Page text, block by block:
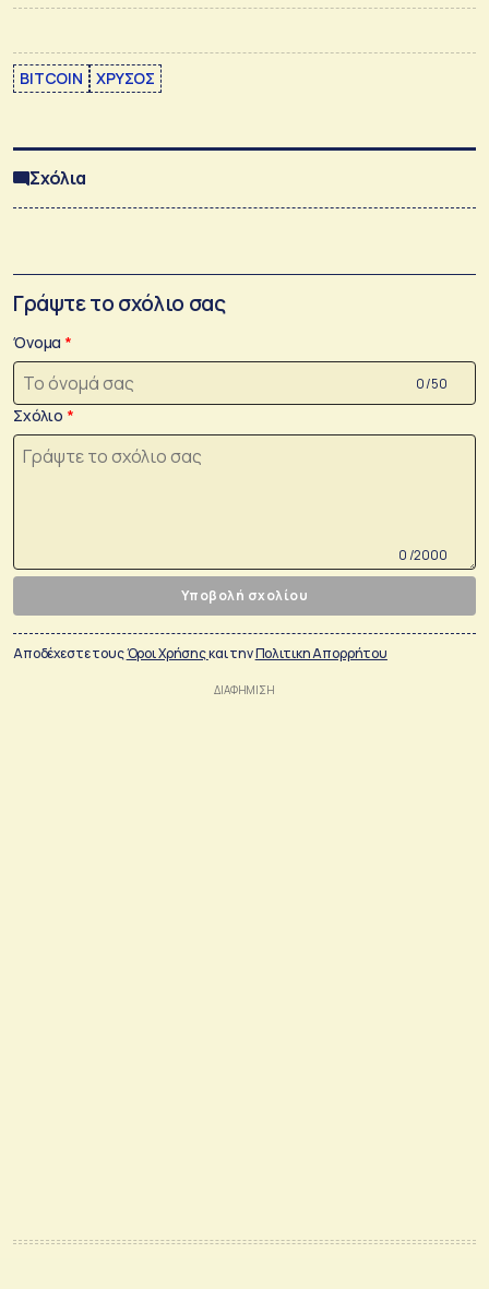
BITCOIN ΧΡΥΣΟΣ
Σχόλια
Γράψτε το σχόλιο σας
Όνομα
0 /50
Σχόλιο
0 /2000
Υποβολή σχολίου
Αποδέχεστε τουςΌροι Χρήσηςκαι τηνΠολιτικη Απορρήτου